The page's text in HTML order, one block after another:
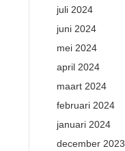
juli 2024
juni 2024
mei 2024
april 2024
maart 2024
februari 2024
januari 2024
december 2023